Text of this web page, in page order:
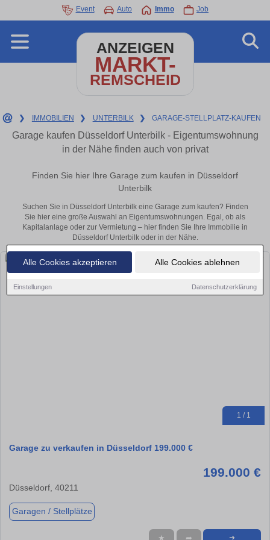
Alle Cookies akzeptieren Alle Cookies ablehnen
Einstellungen Datenschutzerklärung
Event Auto Immo Job
ANZEIGEN
MARKT-
REMSCHEID
❯ IMMOBILIEN ❯ UNTERBILK ❯ GARAGE-STELLPLATZ-KAUFEN
Garage kaufen Düsseldorf Unterbilk - Eigentumswohnung
in der Nähe finden auch von privat
Finden Sie hier Ihre Garage zum kaufen in Düsseldorf
Unterbilk
Suchen Sie in Düsseldorf Unterbilk eine Garage zum kaufen? Finden
Sie hier eine große Auswahl an Eigentumswohnungen. Egal, ob als
Kapitalanlage oder zur Vermietung – hier finden Sie Ihre Immobilie in
Düsseldorf Unterbilk oder in der Nähe.
1 / 1
Garage zu verkaufen in Düsseldorf 199.000 €
199.000 €
Düsseldorf, 40211
Garagen / Stellplätze
★ ➦ ➜